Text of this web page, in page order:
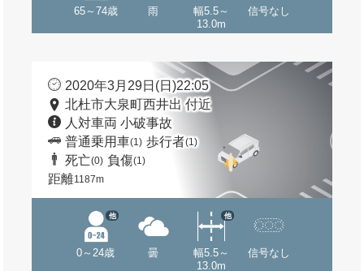
65～74歳 雨
幅5.5～
13.0m
信号なし
2020年3月29日(日)22:05
北杜市大泉町西井出 付近
人対車両 小破事故
普通乗用車(1) 歩行者(1)
死亡(0) 負傷(1)
距離1187m
0～24歳
他
曇
幅5.5～
13.0m
他
信号なし